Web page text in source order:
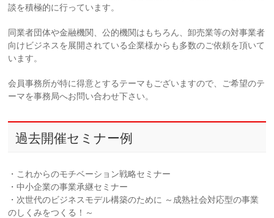
談を積極的に行っています。
同業者団体や金融機関、公的機関はもちろん、卸売業等の対事業者
向けビジネスを展開されている企業様からも多数のご依頼を頂いて
います。
会員事務所が特に得意とするテーマもございますので、ご希望のテ
ーマを事務局へお問い合わせ下さい。
過去開催セミナー例
・これからのモチベーション戦略セミナー
・中小企業の事業承継セミナー
・次世代のビジネスモデル構築のために ～成熟社会対応型の事業
のしくみをつくる！～